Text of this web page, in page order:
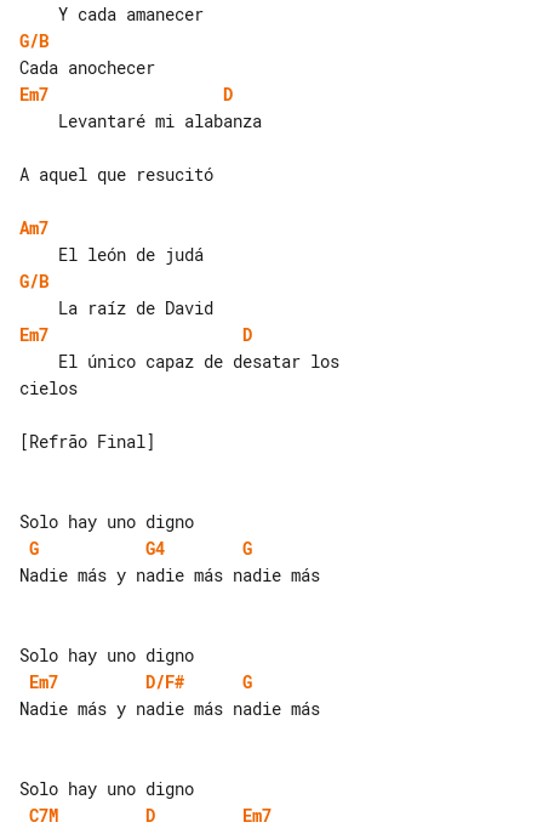
G/B
Em7
D
A aquel que resucitó
Am7
G/B
Em7
D
cielos
[Refrão Final]
G
G4
G
Nadie más y nadie más nadie más
Em7
D/F#
G
Nadie más y nadie más nadie más
C7M
D
Em7